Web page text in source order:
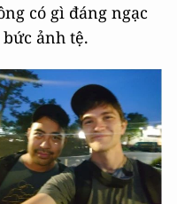
có gì đáng ngạc
ảnh tệ.